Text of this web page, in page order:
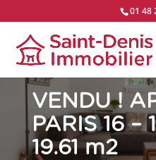
01 48
VENDU !
PARIS 16 –
19.61 m2